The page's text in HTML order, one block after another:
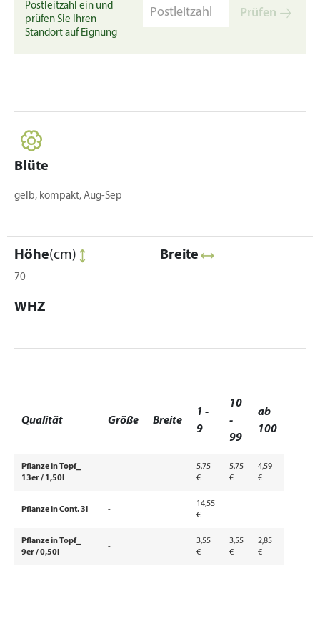
Postleitzahl ein und
prüfen Sie Ihren
Standort auf Eignung
Prüfen
Blüte
gelb, kompakt, Aug-Sep
Höhe(cm)
70
Breite
WHZ
Qualität Größe Breite
1 -
9
10
-
99
ab
100
Pflanze in Topf_
13er / 1,50l
-
5,75
€
5,75
€
4,59
€
Pflanze in Cont. 3l -
14,55
€
Pflanze in Topf_
9er / 0,50l
-
3,55
€
3,55
€
2,85
€